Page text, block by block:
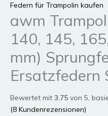
Federn für Trampolin kaufen
awm
140, 145,
mm)
Ersatzfedern
Bewertet mit 3.75 von 5,
(8 Kundenrezensionen)